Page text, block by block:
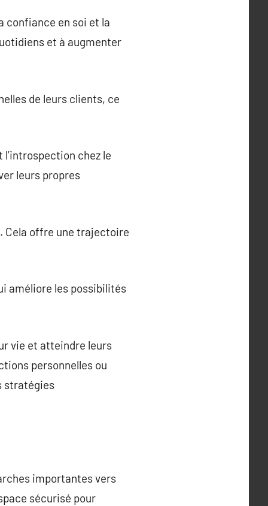
confiance en soi et la
et à augmenter
de leurs clients, ce
chez le
leurs propres
Cela offre une trajectoire
améliore les possibilités
vie et atteindre leurs
personnelles ou
stratégies
importantes vers
sécurisé pour